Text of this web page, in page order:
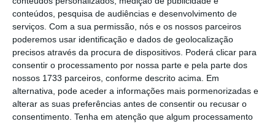
conteúdos, pesquisa de audiências e desenvolvimento de
serviços. Com a sua permissão, nós e os nossos parceiros
poderemos usar identificação e dados de geolocalização
precisos através da procura de dispositivos. Poderá clicar para
consentir o processamento por nossa parte e pela parte dos
nossos 1733 parceiros, conforme descrito acima. Em
alternativa, pode aceder a informações mais pormenorizadas e
alterar as suas preferências antes de consentir ou recusar o
consentimento. Tenha em atenção que algum processamento
Fernando Medina abraça António Costa após se saber que foi
reeleito para a Câmara de Lisboa.
Paula Nunes/ECO
Em Lisboa, Medina perdeu a maioria absoluta
na Câmara Municipal, ficando com oito
vereadores dos 17 que compõem a Câmara.